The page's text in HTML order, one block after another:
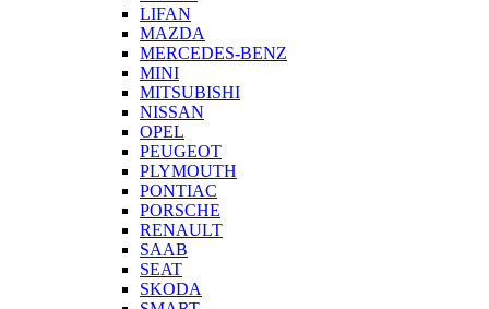
LIFAN
MAZDA
MERCEDES-BENZ
MINI
MITSUBISHI
NISSAN
OPEL
PEUGEOT
PLYMOUTH
PONTIAC
PORSCHE
RENAULT
SAAB
SEAT
SKODA